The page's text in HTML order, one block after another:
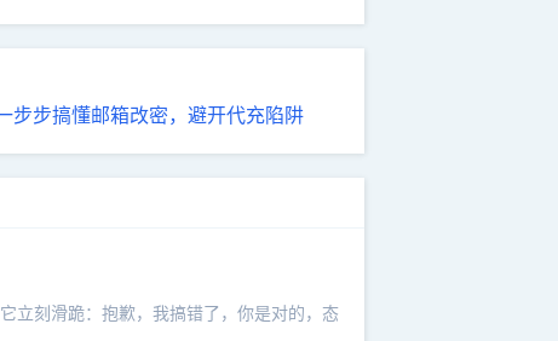
步步搞懂邮箱改密，避开代充陷阱
立刻滑跪：抱歉，我搞错了，你是对的，态